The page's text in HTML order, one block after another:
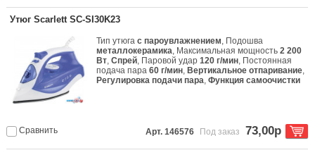
Утюг Scarlett SC-SI30K23
Тип утюгас пароувлажнением, Подошва
металлокерамика, Максимальная мощность2 200
Вт,Спрей, Паровой удар120 г/мин, Постоянная
подача пара60 г/мин, Вертикальное отпаривание,
Регулировка подачи пара,Функция самоочистки
Сравнить Арт. 146576 Под заказ 73,00р